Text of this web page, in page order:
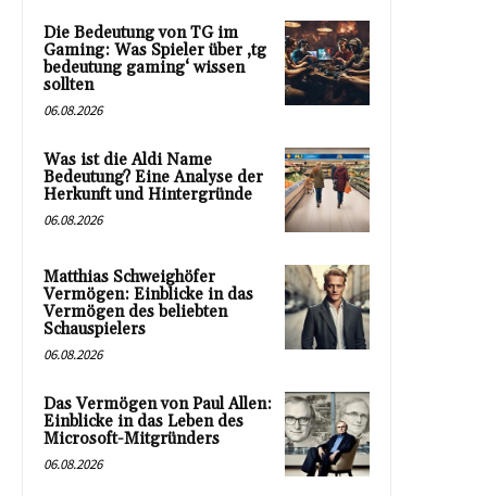
Die Bedeutung von TG im
Gaming: Was Spieler über ‚tg
bedeutung gaming‘ wissen
sollten
06.08.2026
Was ist die Aldi Name
Bedeutung? Eine Analyse der
Herkunft und Hintergründe
06.08.2026
Matthias Schweighöfer
Vermögen: Einblicke in das
Vermögen des beliebten
Schauspielers
06.08.2026
Das Vermögen von Paul Allen:
Einblicke in das Leben des
Microsoft-Mitgründers
06.08.2026